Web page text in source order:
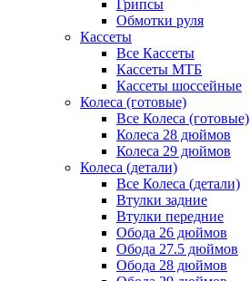
Грипсы
Обмотки руля
Кассеты
Все Кассеты
Кассеты МТБ
Кассеты шоссейные
Колеса (готовые)
Все Колеса (готовые)
Колеса 28 дюймов
Колеса 29 дюймов
Колеса (детали)
Все Колеса (детали)
Втулки задние
Втулки передние
Обода 26 дюймов
Обода 27.5 дюймов
Обода 28 дюймов